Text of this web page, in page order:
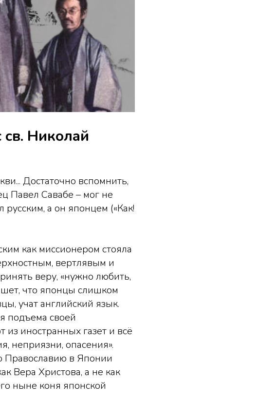
Николай
Достаточно вспомнить,
Павел Савабе – мог не
русским, а он японцем («Как!
как миссионером стояла
вертлявым и
веру, «нужно любить,
что японцы слишком
учат английский язык.
подъема своей
иностранных газет и всё
неприязни, опасения».
Православию в Японии
Вера Христова, а не как
ныне коня японской